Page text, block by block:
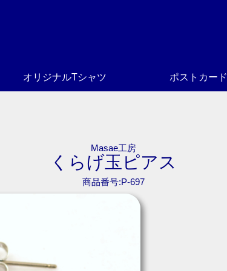
オリジナルTシャツ ポストカード
Masae工房
くらげ玉ピアス
商品番号:P-697